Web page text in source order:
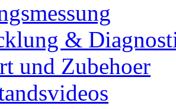
&
und Zubehoer